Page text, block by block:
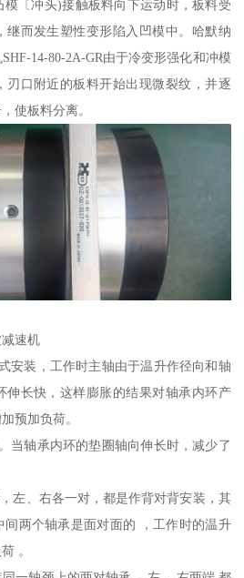
〔冲头)接触板料向下运动时，板料受
继而发生塑性变形陷入凹模中。哈默纳
14-80-2A-GR由于冷变形强化和冲模
刃口附近的板料开始出现微裂纹，并逐
使板料分离。
速机
安装，工作时主轴由于温升作径向和轴
伸长快，这样膨胀的结果对轴承内环产
预加负荷。
当轴承内环的垫圈轴向伸长时，减少了
左、右各一对，都是作背对背安装，其
两个轴承是面对面的 ，工作时的温升
。